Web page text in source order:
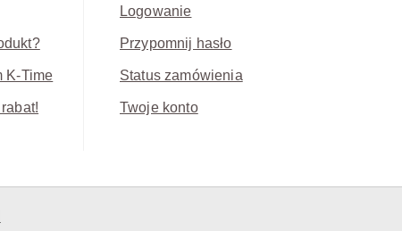
K-Time
Logowanie
Przypomnij hasło
Status zamówienia
Twoje konto